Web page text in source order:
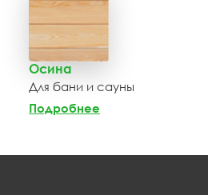
Осина
Для бани и сауны
Подробнее